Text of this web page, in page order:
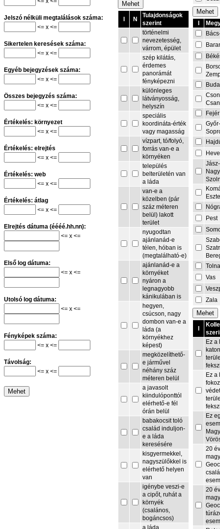
Jelszó nélküli megtalálások száma:
<= x <=
Sikertelen keresések száma:
<= x <=
Egyéb bejegyzések száma:
<= x <=
Összes bejegyzés száma:
<= x <=
Értékelés: környezet
<= x <=
Értékelés: elrejtés
<= x <=
Értékelés: web
<= x <=
Értékelés: átlag
<= x <=
Elrejtés dátuma (éééé.hh.nn):
<= x <=
Első log dátuma:
<= x <=
Utolsó log dátuma:
<= x <=
Fényképek száma:
<= x <=
Távolság:
<= x <=
N
Tulajdonságok
szerint
történelmi
nevezetesség,
várrom, épület
szép kilátás,
érdemes
panorámát
fényképezni
különleges
látványosság,
helyszín
speciális
koordináta-érték
vagy magasság
vízpart, tó/folyó,
forrás van-e a
környéken
település
belterületén van
a láda
van-e a
közelben (pár
száz méteren
belül) lakott
terület
nyugodtan
ajánlanád-e
télen, hóban is
(megtalálható-e)
ajánlanád-e a
környéket
nyáron a
legnagyobb
kánikulában is
hegyen,
csúcson, nagy
dombon van-e a
láda (a
környékhez
képest)
megközelíthető-
e járművel
néhány száz
méteren belül
a javasolt
kiindulóponttól
elérhető-e fél
órán belül
babakocsit toló
család induljon-
e a láda
keresésére
kisgyermekkel,
nagyszülőkkel is
elérhető helyen
van
igénybe veszi-e
a cipőt, ruhát a
környék
(csalános,
bogáncsos)
Fejér
Jász-
Pest
Vas
Zala
Ez a
Ez a
Ez
20
20